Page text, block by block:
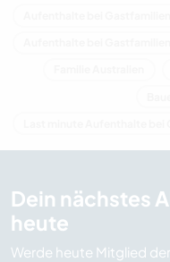
Dein nächstes
heute
Werde heute Mitglied